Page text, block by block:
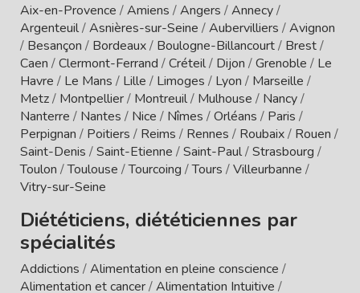
Aix-en-Provence /Amiens /Angers /Annecy/
Argenteuil/Asnières-sur-Seine /Aubervilliers /Avignon
/ Besançon / Bordeaux/ Boulogne-Billancourt/ Brest/
Caen /Clermont-Ferrand /Créteil/ Dijon /Grenoble / Le
Havre / Le Mans / Lille / Limoges / Lyon / Marseille /
Metz/ Montpellier/ Montreuil/ Mulhouse / Nancy/
Nanterre / Nantes / Nice / Nîmes /Orléans / Paris /
Perpignan / Poitiers / Reims / Rennes / Roubaix/ Rouen /
Saint-Denis /Saint-Etienne /Saint-Paul/Strasbourg /
Toulon /Toulouse /Tourcoing /Tours /Villeurbanne /
Vitry-sur-Seine
Diététiciens, diététiciennes par
spécialités
Addictions /Alimentation en pleine conscience /
Alimentation et cancer/Alimentation Intuitive /